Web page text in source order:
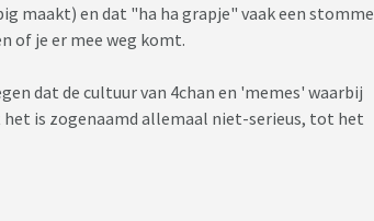
maakt) en dat "ha ha grapje" vaak een stomme
of je er mee weg komt.
dat de cultuur van 4chan en 'memes' waarbij
is zogenaamd allemaal niet-serieus, tot het